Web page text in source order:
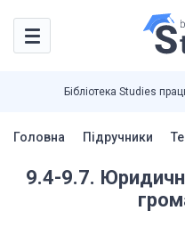
Бібліотека Studies
Головна Підручники
9.4-9.7.